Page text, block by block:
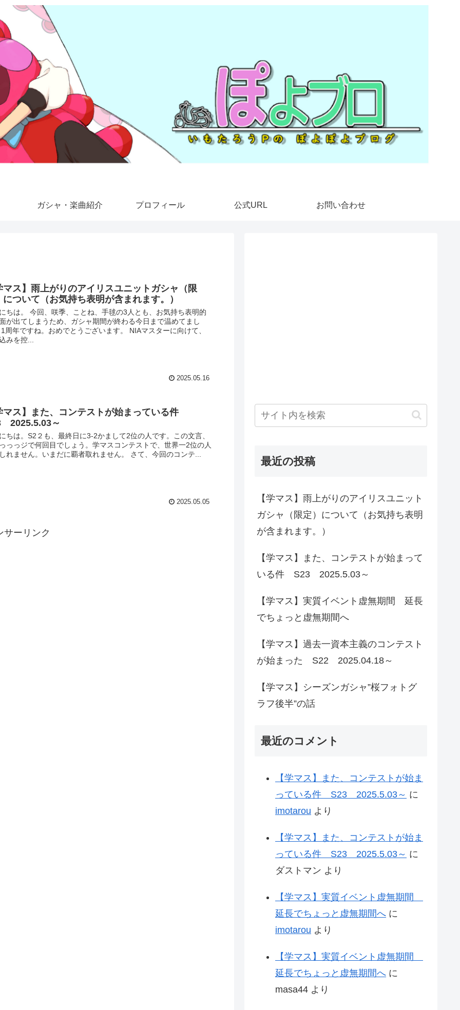
ガシャ・楽曲紹介 プロフィール 公式URL お問い合わせ
マス】雨上がりのアイリスユニットガシャ（限
について（お気持ち表明が含まれます。）
ちは。 今回、咲季、ことね、手毬の3人とも、お気持ち表明的
が出てしまうため、ガシャ期間が終わる今日まで温めてまし
周年ですね。おめでとうございます。 NIAマスターに向けて、
みを控...
2025.05.16
マス】また、コンテストが始まっている件
2025.5.03～
ちは。S2２も、最終日に3-2かまして2位の人です。この文言、
っっジで何回目でしょう。学マスコンテストで、世界一2位の人
れません。いまだに覇者取れません。 さて、今回のコンテ...
2025.05.05
サーリンク
最近の投稿
【学マス】雨上がりのアイリスユニット
ガシャ（限定）について（お気持ち表明
が含まれます。）
【学マス】また、コンテストが始まって
いる件 S23 2025.5.03～
【学マス】実質イベント虚無期間 延長
でちょっと虚無期間へ
【学マス】過去一資本主義のコンテスト
が始まった S22 2025.04.18～
【学マス】シーズンガシャ”桜フォトグ
ラフ後半”の話
最近のコメント
【学マス】また、コンテストが始ま
っている件 S23 2025.5.03～ に
imotarou より
【学マス】また、コンテストが始ま
っている件 S23 2025.5.03～ に
ダストマン より
【学マス】実質イベント虚無期間
延長でちょっと虚無期間へ に
imotarou より
【学マス】実質イベント虚無期間
延長でちょっと虚無期間へ に
masa44 より